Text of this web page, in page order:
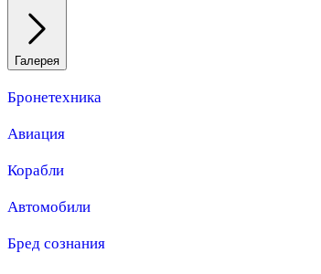
Галерея
Бронетехника
Авиация
Корабли
Автомобили
Бред сознания